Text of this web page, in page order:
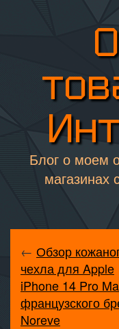
Блог о моем
магазинах
← Обзор
чехла для Apple
iPhone 14 Pro
французского
Noreve